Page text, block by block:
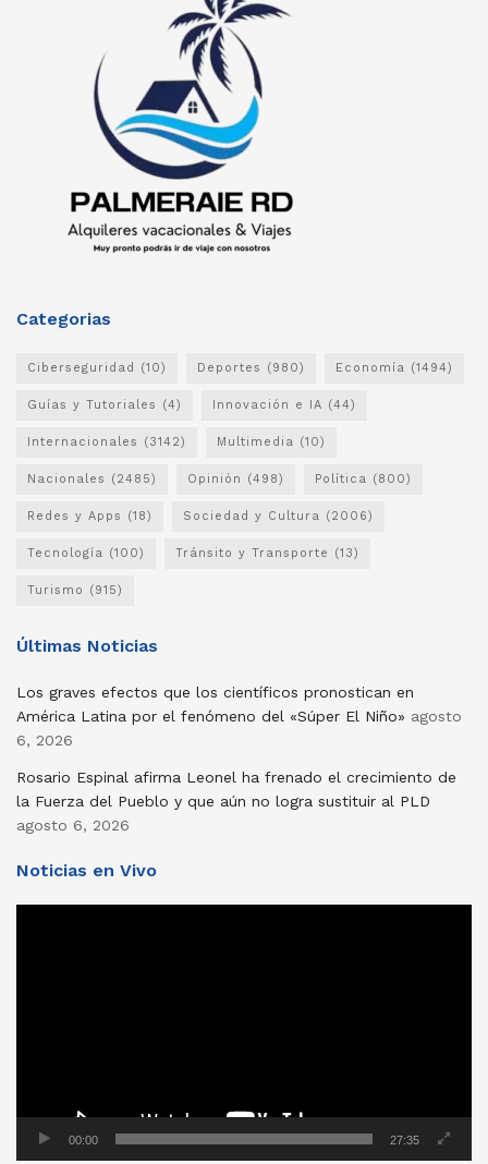
Categorias
Ciberseguridad (10) Deportes (980) Economía (1494)
Guías y Tutoriales (4) Innovación e IA (44)
Internacionales (3142) Multimedia (10)
Nacionales (2485) Opinión (498) Política (800)
Redes y Apps (18) Sociedad y Cultura (2006)
Tecnología (100) Tránsito y Transporte (13)
Turismo (915)
Últimas Noticias
Los graves efectos que los científicos pronostican en
América Latina por el fenómeno del «Súper El Niño» agosto
6, 2026
Rosario Espinal afirma Leonel ha frenado el crecimiento de
la Fuerza del Pueblo y que aún no logra sustituir al PLD
agosto 6, 2026
Noticias en Vivo
00:00 27:35